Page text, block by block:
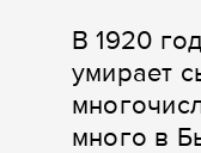
В 1920
умирает
много в